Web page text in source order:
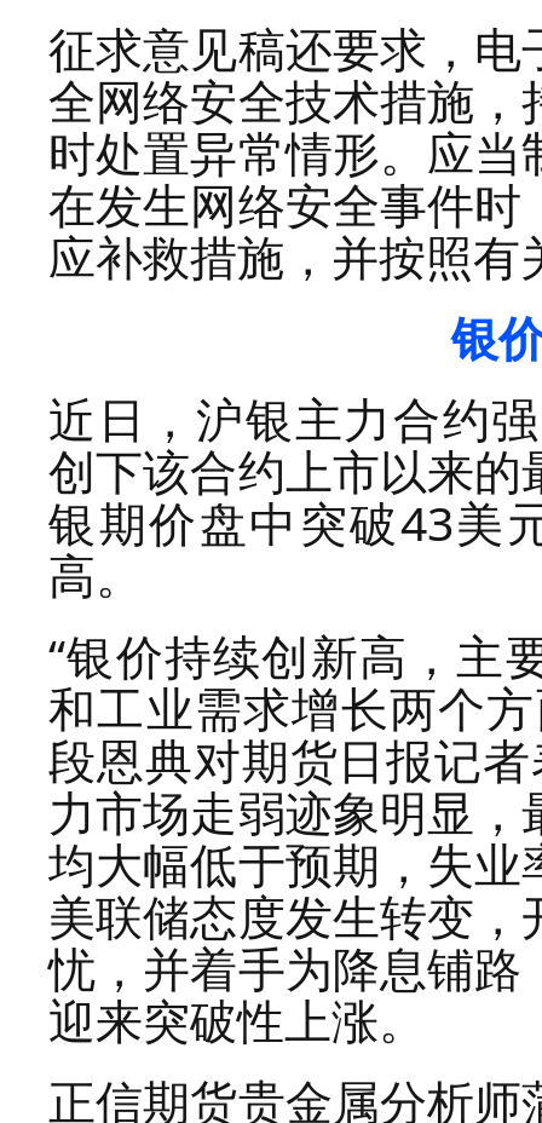
征求意见稿还要求，
全网络安全技术措施
时处置异常情形。应
在发生网络安全事件
应补救措施，并按照
银
近日，沪银主力合约
创下该合约上市以来
银期价盘中突破43美
高。
“银价持续创新高，主
和工业需求增长两个
段恩典对期货日报记
力市场走弱迹象明显
均大幅低于预期，失
美联储态度发生转变
忧，并着手为降息铺
迎来突破性上涨。
正信期货贵金属分析